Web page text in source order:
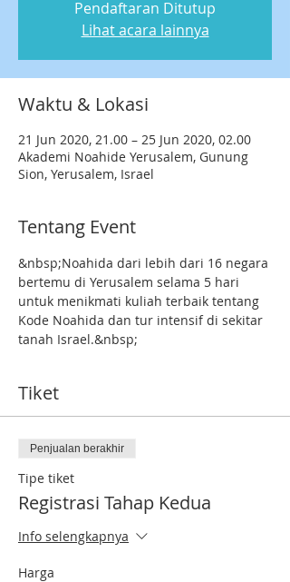
Pendaftaran Ditutup
Lihat acara lainnya
Waktu & Lokasi
21 Jun 2020, 21.00 – 25 Jun 2020, 02.00
Akademi Noahide Yerusalem, Gunung
Sion, Yerusalem, Israel
Tentang Event
&nbsp;Noahida dari lebih dari 16 negara
bertemu di Yerusalem selama 5 hari
untuk menikmati kuliah terbaik tentang
Kode Noahida dan tur intensif di sekitar
tanah Israel.&nbsp;
Tiket
Penjualan berakhir
Tipe tiket
Registrasi Tahap Kedua
Info selengkapnya
Harga